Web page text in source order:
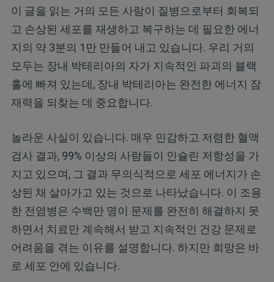
이 글을 읽는 거의 모든 사람이 질병으로부터 회복되
고 손상된 세포를 재생하고 복구하는 데 필요한 에너
지의 약 3분의 1만 만들어 내고 있습니다. 우리 거의
모두는 장내 박테리아의 자가 지속적인 파괴의 블랙
홀에 빠져 있는데, 장내 박테리아는 완전한 에너지 잠
재력을 되찾는 데 중요합니다.
놀라운 사실이 있습니다. 매우 민감하고 저렴한 혈액
검사 결과, 99% 이상의 사람들이 인슐린 저항성을 가
지고 있으며, 그 결과 무의식적으로 세포 에너지가 손
상된 채 살아가고 있는 것으로 나타났습니다. 이 조용
한 전염병은 수백만 명이 문제를 완전히 해결하지 못
하면서 치료만 계속해서 받고 지속적인 건강 문제로
어려움을 겪는 이유를 설명합니다. 하지만 희망은 바
로 세포 안에 있습니다.